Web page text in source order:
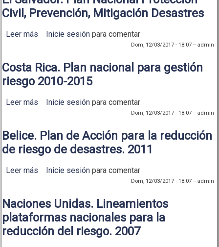
Civil, Prevención, Mitigación Desastres
Leer más sobre El Salvador. Plan Nacional Protección Civil,
Prevención, Mitigación Desastres
Inicie sesión para comentar
Dom, 12/03/2017 - 18:07-- admin
Costa Rica. Plan nacional para gestión
riesgo 2010-2015
Leer más sobre Costa Rica. Plan nacional para gestión riesgo
Inicie sesión para comentar
Dom, 12/03/2017 - 18:07-- admin
Belice. Plan de Acción para la reducción
de riesgo de desastres. 2011
Leer más sobre Belice. Plan de Acción para la reducción de
Inicie sesión para comentar
Dom, 12/03/2017 - 18:07-- admin
Naciones Unidas. Lineamientos
plataformas nacionales para la
reducción del riesgo. 2007